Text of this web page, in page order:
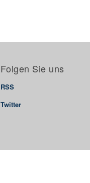
Folgen Sie uns
RSS
Twitter